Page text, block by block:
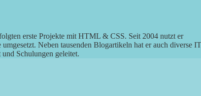
erste Projekte mit HTML & CSS. Seit 2004 nutzt er
Neben tausenden Blogartikeln hat er auch diverse
Schulungen geleitet.